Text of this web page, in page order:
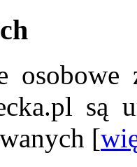
osobowe
są
[